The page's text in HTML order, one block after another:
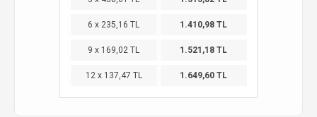
6 x 235,16 TL 1.410,98 TL
9 x 169,02 TL 1.521,18 TL
12 x 137,47 TL 1.649,60 TL